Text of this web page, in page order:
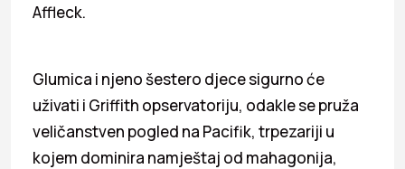
Affleck.
Glumica i njeno šestero djece sigurno će
uživati i Griffith opservatoriju, odakle se pruža
veličanstven pogled na Pacifik, trpezariji u
kojem dominira namještaj od mahagonija,